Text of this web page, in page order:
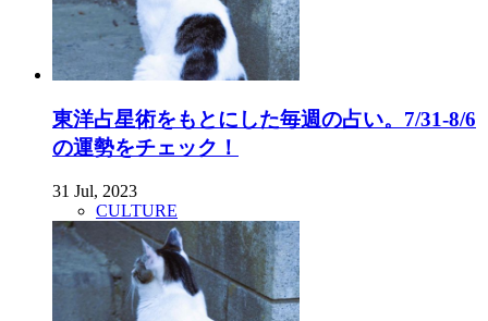
東洋占星術をもとにした毎週の占い。7/31-8/6
の運勢をチェック！
31 Jul, 2023
CULTURE